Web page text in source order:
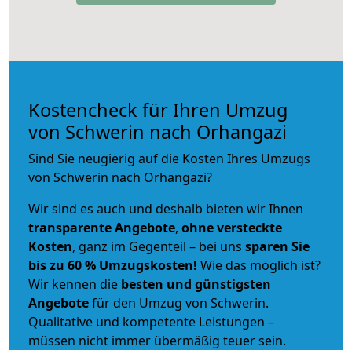
Kostencheck für Ihren Umzug
von Schwerin nach Orhangazi
Sind Sie neugierig auf die Kosten Ihres Umzugs
von Schwerin nach Orhangazi?
Wir sind es auch und deshalb bieten wir Ihnen
transparente Angebote, ohne versteckte
Kosten, ganz im Gegenteil – bei uns sparen Sie
bis zu 60 % Umzugskosten! Wie das möglich ist?
Wir kennen die besten und günstigsten
Angebotefür den Umzug von Schwerin.
Qualitative und kompetente Leistungen –
müssen nicht immer übermäßig teuer sein.